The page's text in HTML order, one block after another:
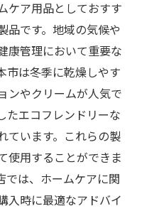
アイテム選び
ケア用品
ガジェット
イディア
市場のトレンドを
レンド
アイテム
ケア用品としておすす
品です。地域の気候や
康管理において重要な
市は冬季に乾燥しやす
ンやクリームが人気で
たエコフレンドリーな
ています。これらの製
使用することができま
では、ホームケアに関
入時に最適なアドバイ